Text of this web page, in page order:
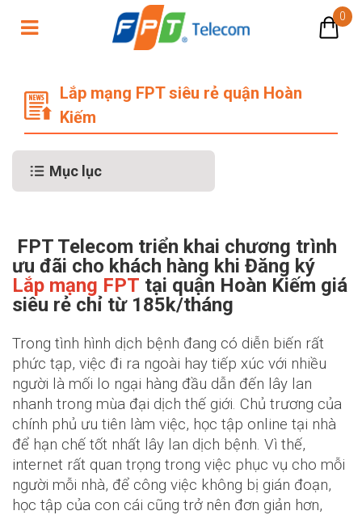
0
Lắp mạng FPT siêu rẻ quận Hoàn
Kiếm
Mục lục
FPT Telecom triển khai chương trình
ưu đãi cho khách hàng khi Đăng ký
Lắp mạng FPT tại quận Hoàn Kiếm giá
siêu rẻ chỉ từ 185k/tháng
Trong tình hình dịch bệnh đang có diễn biến rất
phức tạp, việc đi ra ngoài hay tiếp xúc với nhiều
người là mối lo ngại hàng đầu dẫn đến lây lan
nhanh trong mùa đại dịch thế giới. Chủ trương của
chính phủ ưu tiên làm việc, học tập online tại nhà
để hạn chế tốt nhất lây lan dịch bệnh. Vì thế,
internet rất quan trọng trong việc phục vụ cho mỗi
người mỗi nhà, để công việc không bị gián đoạn,
học tập của con cái cũng trở nên đơn giản hơn,